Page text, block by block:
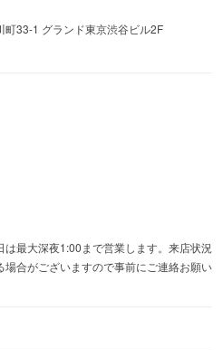
7品2Hプレミアム飲放題付〉
！『宝石箱やおでん』など逸
町33-1 グランド東京渋谷ビル2F
は最大深夜1:00まで営業します。来店状況
場合がございますので事前にご連絡お願い